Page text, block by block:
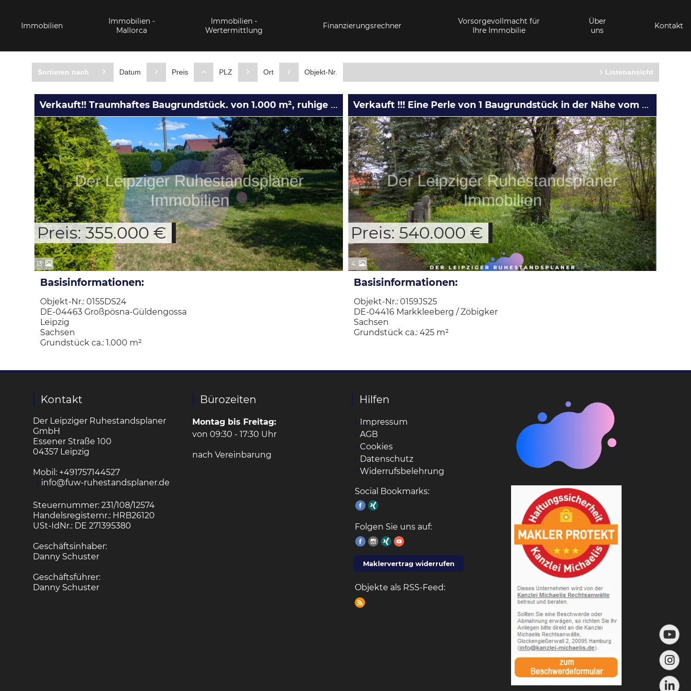
Immobilien
Immobilien -
Mallorca
Immobilien -
Wertermittlung
Finanzierungsrechner
Vorsorgevollmacht für
Ihre Immobilie
Über
uns
Kontakt
Sortieren nach Datum Preis PLZ Ort Objekt-Nr. Listenansicht
Verkauft!! Traumhaftes Baugrundstück. von 1.000 m², ruhige Lage. Nähe Störmthaler Markkleeberger See
13
Basisinformationen:
Objekt-Nr.: 0155DS24
DE-04463 Großpösna-Güldengossa
Leipzig
Sachsen
Grundstück ca.: 1.000 m²
Preis: 355.000 €
Verkauft !!! Eine Perle von 1 Baugrundstück in der Nähe vom Cospudener See mit ca. 425qm
4
Basisinformationen:
Objekt-Nr.: 0159JS25
DE-04416 Markkleeberg / Zöbigker
Sachsen
Grundstück ca.: 425 m²
Preis: 540.000 €
Kontakt
Der Leipziger Ruhestandsplaner
GmbH
Essener Straße 100
04357 Leipzig
Mobil: +491757144527
info@fuw-ruhestandsplaner.de
Steuernummer: 231/108/12574
Handelsregisternr.: HRB26120
USt-IdNr.: DE 271395380
Geschäftsinhaber:
Danny Schuster
Geschäftsführer:
Danny Schuster
Bürozeiten
Montag bis Freitag:
von 09:30 - 17:30 Uhr
nach Vereinbarung
Hilfen
Impressum
AGB
Cookies
Datenschutz
Widerrufsbelehrung
Social Bookmarks:
Folgen Sie uns auf:
Maklervertrag widerrufen
Objekte als RSS-Feed: